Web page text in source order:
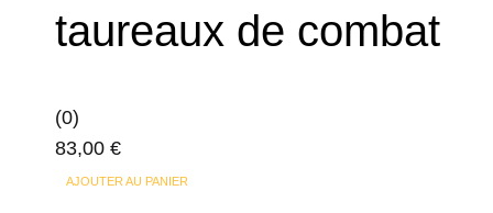
taureaux de combat
(0)
83,00 €
AJOUTER AU PANIER